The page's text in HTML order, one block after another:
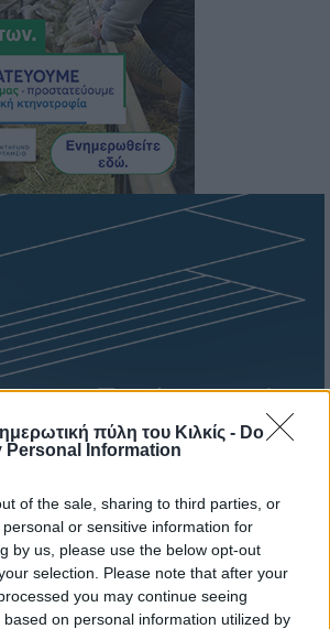
πύλη του Κιλκίς - Do
Personal Information
of the sale, sharing to third parties, or
or sensitive information for
by us, please use the below opt-out
selection. Please note that after your
you may continue seeing
on personal information utilized by